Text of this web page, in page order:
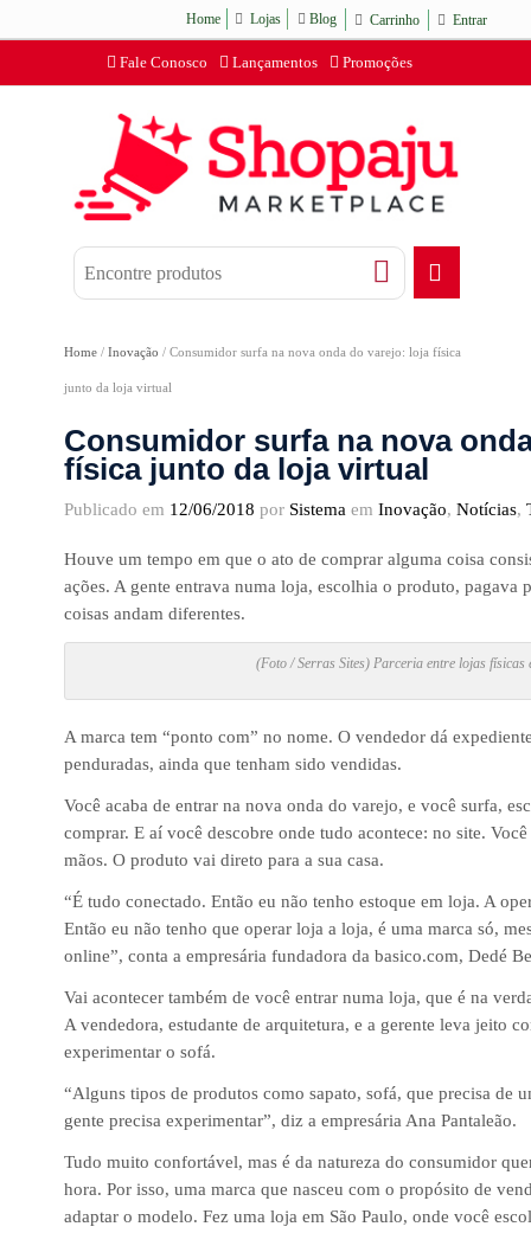
Fale Conosco Lançamentos Promoções
Home Lojas Blog Carrinho Entrar
Home / Inovação / Consumidor surfa na nova onda do varejo: loja física
junto da loja virtual
Consumidor surfa na nova
física junto da loja virtual
Publicado em 12/06/2018 por Sistema em Inovação, Notícias,
Houve um tempo em que o ato de comprar alguma coisa
ações. A gente entrava numa loja, escolhia o produto, pagava
coisas andam diferentes.
(Foto / Serras Sites) Parceria entre lojas físicas
A marca tem “ponto com” no nome. O vendedor dá
penduradas, ainda que tenham sido vendidas.
Você acaba de entrar na nova onda do varejo, e você surfa,
comprar. E aí você descobre onde tudo acontece: no site.
mãos. O produto vai direto para a sua casa.
“É tudo conectado. Então eu não tenho estoque em loja. A
Então eu não tenho que operar loja a loja, é uma marca só,
online”, conta a empresária fundadora da basico.com, Dedé
Vai acontecer também de você entrar numa loja, que é na
A vendedora, estudante de arquitetura, e a gerente leva jeito
experimentar o sofá.
“Alguns tipos de produtos como sapato, sofá, que precisa de
gente precisa experimentar”, diz a empresária Ana Pantaleão.
Tudo muito confortável, mas é da natureza do consumidor
hora. Por isso, uma marca que nasceu com o propósito de
adaptar o modelo. Fez uma loja em São Paulo, onde você